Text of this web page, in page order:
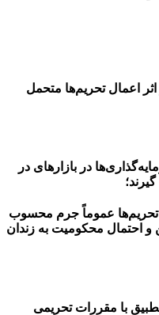
اعمال تحریم‌ها متحمل
در بازارهای در
عموماً جرم محسوب
احتمال محکومیت به زندان
با مقررات تحریمی